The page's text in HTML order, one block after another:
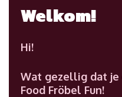
Welkom!
Hi!
Wat gezellig dat je
Food Fröbel Fun!